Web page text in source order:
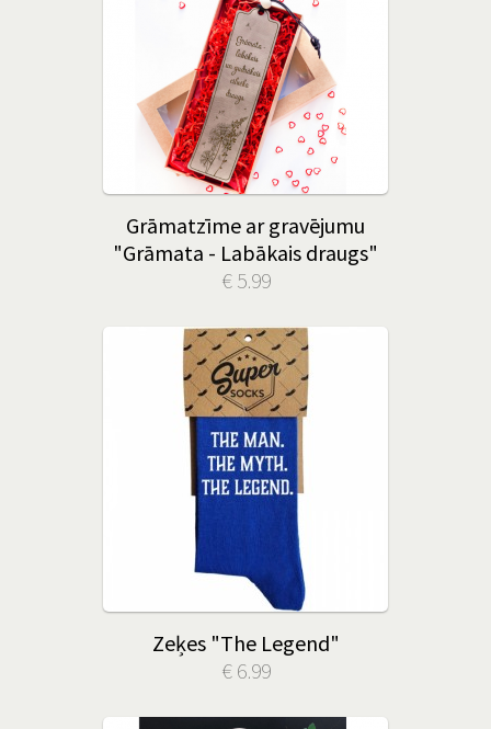
Grāmatzīme ar gravējumu
"Grāmata - Labākais draugs"
€ 5.99
Zeķes "The Legend"
€ 6.99